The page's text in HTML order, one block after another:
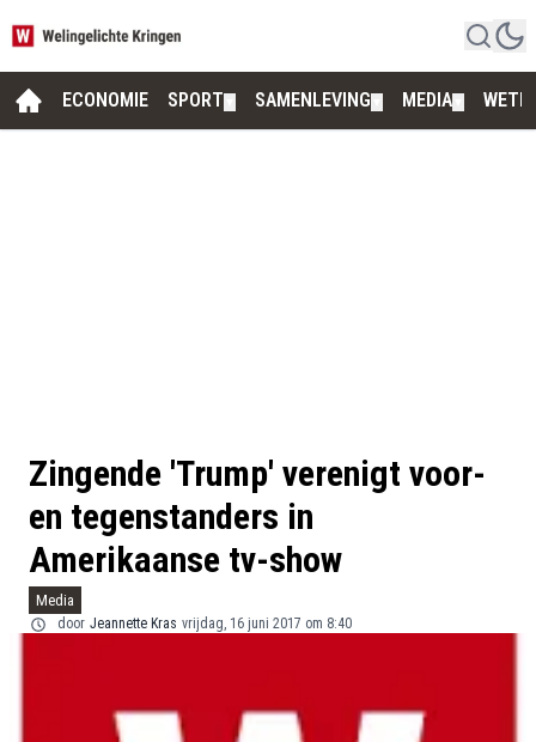
ECONOMIE SPORT SAMENLEVING MEDIA
Zingende 'Trump' verenigt voor-
en tegenstanders in
Amerikaanse tv-show
Media
door Jeannette Kras vrijdag, 16 juni 2017 om 8:40